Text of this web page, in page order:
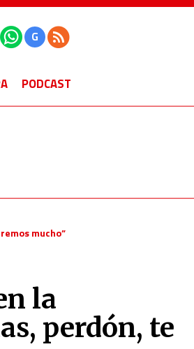
G
PODCAST
mucho”
la
perdón, te